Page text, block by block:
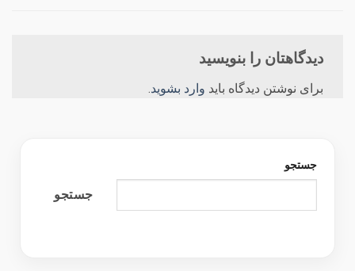
دیدگاهتان را بنویسید
برای نوشتن دیدگاه باید وارد بشوید.
جستجو
جستجو